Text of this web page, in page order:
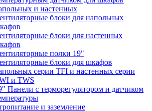
и настенных
блоки для напольных
блоки для настенных
полки 19"
блоки для шкафов
серии TFI и настенных серии
и TWS
Панели с терморегулятором и датчиком